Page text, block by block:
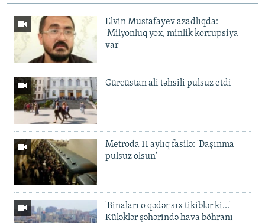
Elvin Mustafayev azadlıqda:
'Milyonluq yox, minlik korrupsiya
var'
Gürcüstan ali təhsili pulsuz etdi
Metroda 11 aylıq fasilə: 'Daşınma
pulsuz olsun'
'Binaları o qədər sıx tikiblər ki...' —
Küləklər şəhərində hava böhranı